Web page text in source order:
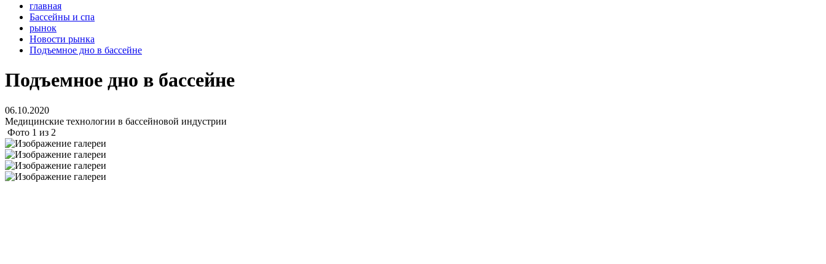
главная
Бассейны и спа
рынок
Новости рынка
Подъемное дно в бассейне
Подъемное дно в бассейне
06.10.2020
Медицинские технологии в бассейновой индустрии
Фото 1 из 2